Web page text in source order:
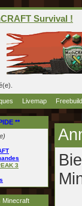
Survival !
Livemap Freebuild
**
3
Minecraft